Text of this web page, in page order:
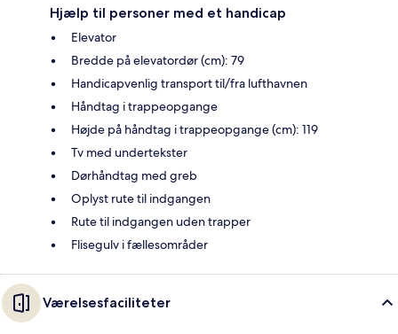
Hjælp til personer med et handicap
Elevator
Bredde på elevatordør (cm): 79
Handicapvenlig transport til/fra lufthavnen
Håndtag i trappeopgange
Højde på håndtag i trappeopgange (cm): 119
Tv med undertekster
Dørhåndtag med greb
Oplyst rute til indgangen
Rute til indgangen uden trapper
Flisegulv i fællesområder
Værelsesfaciliteter